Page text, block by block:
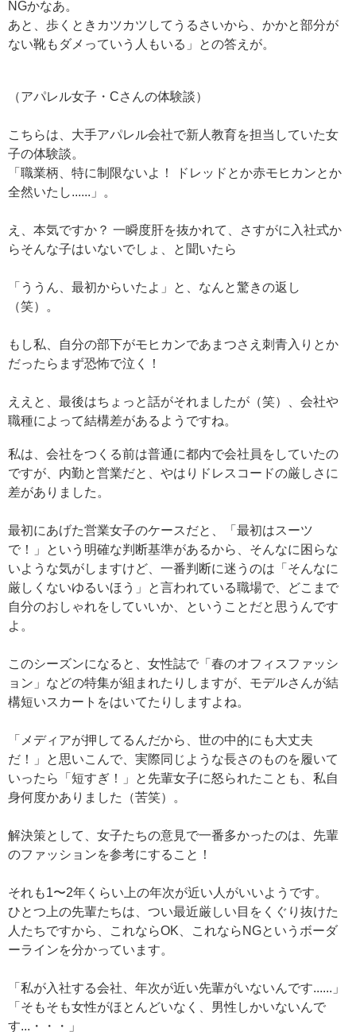
NGかなあ。
あと、歩くときカツカツしてうるさいから、かかと部分が
ない靴もダメっていう人もいる」との答えが。
（アパレル女子・Cさんの体験談）
こちらは、大手アパレル会社で新人教育を担当していた女
子の体験談。
「職業柄、特に制限ないよ！ ドレッドとか赤モヒカンとか
全然いたし......」。
え、本気ですか？ 一瞬度肝を抜かれて、さすがに入社式か
らそんな子はいないでしょ、と聞いたら
「ううん、最初からいたよ」と、なんと驚きの返し
（笑）。
もし私、自分の部下がモヒカンであまつさえ刺青入りとか
だったらまず恐怖で泣く！
ええと、最後はちょっと話がそれましたが（笑）、会社や
職種によって結構差があるようですね。
私は、会社をつくる前は普通に都内で会社員をしていたの
ですが、内勤と営業だと、やはりドレスコードの厳しさに
差がありました。
最初にあげた営業女子のケースだと、「最初はスーツ
で！」という明確な判断基準があるから、そんなに困らな
いような気がしますけど、一番判断に迷うのは「そんなに
厳しくないゆるいほう」と言われている職場で、どこまで
自分のおしゃれをしていいか、ということだと思うんです
よ。
このシーズンになると、女性誌で「春のオフィスファッシ
ョン」などの特集が組まれたりしますが、モデルさんが結
構短いスカートをはいてたりしますよね。
「メディアが押してるんだから、世の中的にも大丈夫
だ！」と思いこんで、実際同じような長さのものを履いて
いったら「短すぎ！」と先輩女子に怒られたことも、私自
身何度かありました（苦笑）。
解決策として、女子たちの意見で一番多かったのは、先輩
のファッションを参考にすること！
それも1〜2年くらい上の年次が近い人がいいようです。
ひとつ上の先輩たちは、つい最近厳しい目をくぐり抜けた
人たちですから、これならOK、これならNGというボーダ
ーラインを分かっています。
「私が入社する会社、年次が近い先輩がいないんです......」
「そもそも女性がほとんどいなく、男性しかいないんで
す...・・・」